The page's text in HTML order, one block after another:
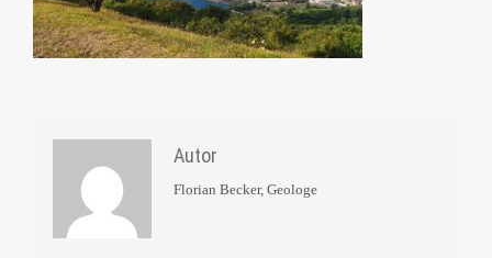
Autor
Florian Becker, Geologe